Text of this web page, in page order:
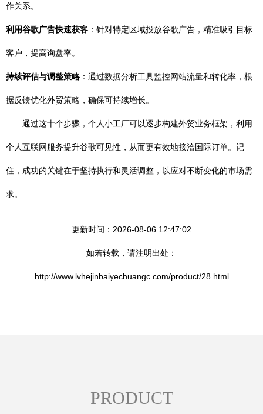
作关系。
利用谷歌广告快速获客 ：针对特定区域投放谷歌广告，精准吸引目标
客户，提高询盘率。
持续评估与调整策略 ：通过数据分析工具监控网站流量和转化率，根
据反馈优化外贸策略，确保可持续增长。
通过这十个步骤，个人小工厂可以逐步构建外贸业务框架，利用
个人互联网服务提升谷歌可见性，从而更有效地接洽国际订单。记
住，成功的关键在于坚持执行和灵活调整，以应对不断变化的市场需
求。
更新时间：2026-08-06 12:47:02
如若转载，请注明出处：
http://www.lvhejinbaiyechuangc.com/product/28.html
PRODUCT